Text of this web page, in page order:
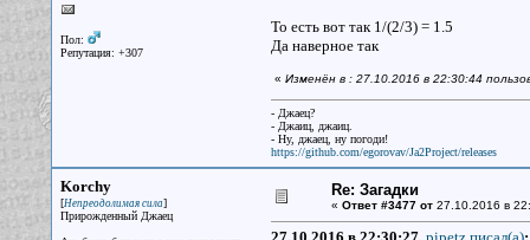
Пол:
Репутация: +307
То есть вот так 1/(2/3) = 1.5
Да наверное так
« Изменён в : 27.10.2016 в 22:30:44
- Джаец?
- Джаиц, джаиц.
- Ну, джаец, ну погоди!
https://github.com/egorovav/Ja2Project/releases
Korchy
[Непреодолимая сила]
Прирожденный Джаец
Re: Загадки
« Ответ #3477 от27.10.2016 в